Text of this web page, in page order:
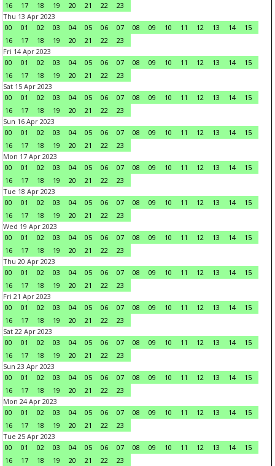
16
17 18 19 20 21 22
23
Thu 13 Apr 2023
00
01 02 03 04 05 06 07 08 09 10 11 12 13 14
15
16
17 18 19 20 21 22
23
Fri 14 Apr 2023
00
01 02 03 04 05 06 07 08 09 10 11 12 13 14
15
16
17 18 19 20 21 22
23
Sat 15 Apr 2023
00
01 02 03 04 05 06 07 08 09 10 11 12 13 14
15
16
17 18 19 20 21 22
23
Sun 16 Apr 2023
00
01 02 03 04 05 06 07 08 09 10 11 12 13 14
15
16
17 18 19 20 21 22
23
Mon 17 Apr 2023
00
01 02 03 04 05 06 07 08 09 10 11 12 13 14
15
16
17 18 19 20 21 22
23
Tue 18 Apr 2023
00
01 02 03 04 05 06 07 08 09 10 11 12 13 14
15
16
17 18 19 20 21 22
23
Wed 19 Apr 2023
00
01 02 03 04 05 06 07 08 09 10 11 12 13 14
15
16
17 18 19 20 21 22
23
Thu 20 Apr 2023
00
01 02 03 04 05 06 07 08 09 10 11 12 13 14
15
16
17 18 19 20 21 22
23
Fri 21 Apr 2023
00
01 02 03 04 05 06 07 08 09 10 11 12 13 14
15
16
17 18 19 20 21 22
23
Sat 22 Apr 2023
00
01 02 03 04 05 06 07 08 09 10 11 12 13 14
15
16
17 18 19 20 21 22
23
Sun 23 Apr 2023
00
01 02 03 04 05 06 07 08 09 10 11 12 13 14
15
16
17 18 19 20 21 22
23
Mon 24 Apr 2023
00
01 02 03 04 05 06 07 08 09 10 11 12 13 14
15
16
17 18 19 20 21 22
23
Tue 25 Apr 2023
00
01 02 03 04 05 06 07 08 09 10 11 12 13 14
15
16
17 18 19 20 21 22
23